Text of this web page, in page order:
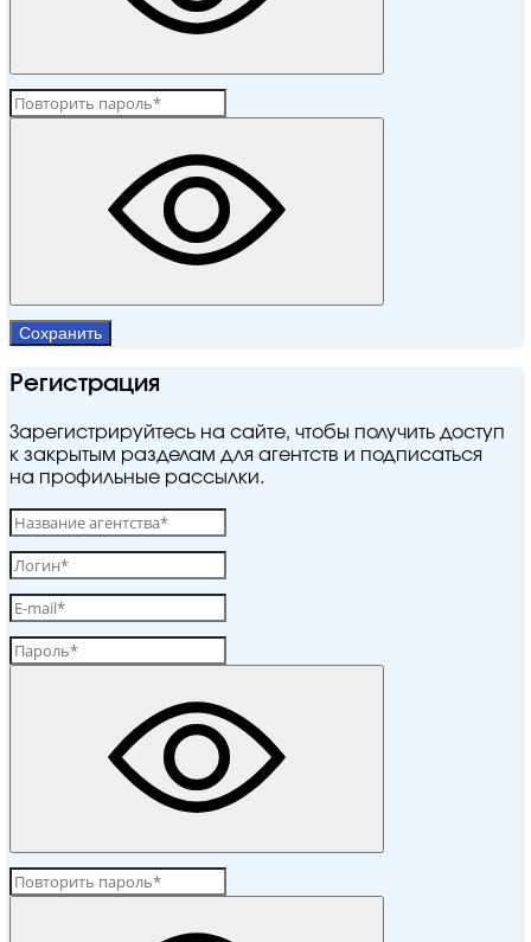
Сохранить
Регистрация
Зарегистрируйтесь на сайте, чтобы получить доступ
к закрытым разделам для агентств и подписаться
на профильные рассылки.